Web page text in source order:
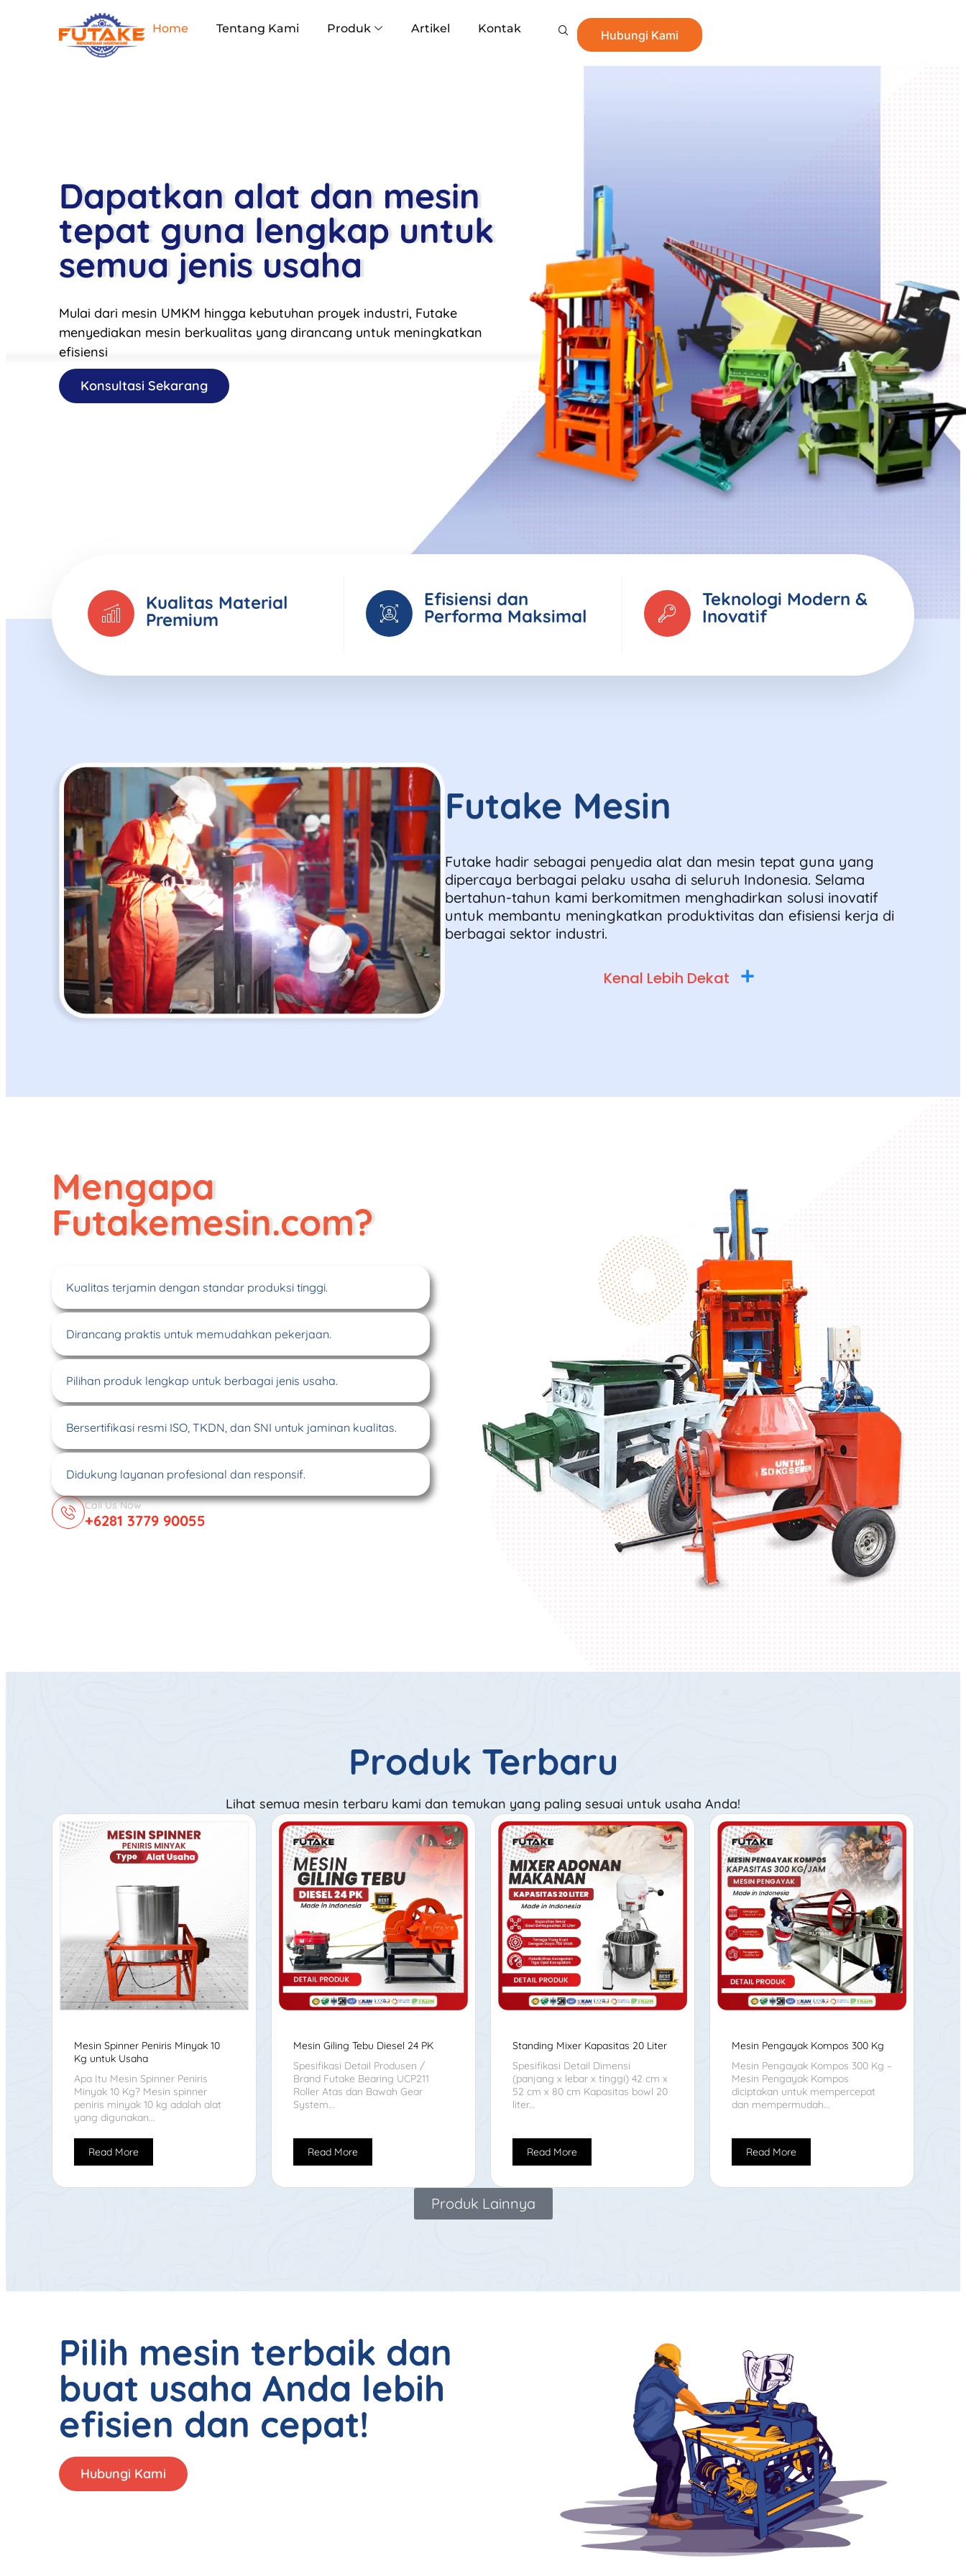
Home Tentang Kami Produk Artikel Kontak Hubungi Kami
Dapatkan alat dan mesin
tepat guna lengkap untuk
semua jenis usaha
Mulai dari mesin UMKM hingga kebutuhan proyek industri, Futake
menyediakan mesin berkualitas yang dirancang untuk meningkatkan
efisiensi
Konsultasi Sekarang
Kualitas Material
Premium
Efisiensi dan
Performa Maksimal
Teknologi Modern &
Inovatif
Futake Mesin
Futake hadir sebagai penyedia alat dan mesin tepat guna yang
dipercaya berbagai pelaku usaha di seluruh Indonesia. Selama
bertahun-tahun kami berkomitmen menghadirkan solusi inovatif
untuk membantu meningkatkan produktivitas dan efisiensi kerja di
berbagai sektor industri.
Kenal Lebih Dekat
Mengapa
Futakemesin.com?
Kualitas terjamin dengan standar produksi tinggi.
Dirancang praktis untuk memudahkan pekerjaan.
Pilihan produk lengkap untuk berbagai jenis usaha.
Bersertifikasi resmi ISO, TKDN, dan SNI untuk jaminan kualitas.
Didukung layanan profesional dan responsif.
Call Us Now
+6281 3779 90055
Produk Terbaru
Lihat semua mesin terbaru kami dan temukan yang paling sesuai untuk usaha Anda!
Mesin Spinner Peniris Minyak 10
Kg untuk Usaha
Apa Itu Mesin Spinner Peniris
Minyak 10 Kg? Mesin spinner
peniris minyak 10 kg adalah alat
yang digunakan...
Read More
Mesin Giling Tebu Diesel 24 PK
Spesifikasi Detail Produsen /
Brand Futake Bearing UCP211
Roller Atas dan Bawah Gear
System...
Read More
Standing Mixer Kapasitas 20 Liter
Spesifikasi Detail Dimensi
(panjang x lebar x tinggi) 42 cm x
52 cm x 80 cm Kapasitas bowl 20
liter...
Read More
Mesin Pengayak Kompos 300 Kg
Mesin Pengayak Kompos 300 Kg –
Mesin Pengayak Kompos
diciptakan untuk mempercepat
dan mempermudah...
Read More
Produk Lainnya
Pilih mesin terbaik dan
buat usaha Anda lebih
efisien dan cepat!
Hubungi Kami